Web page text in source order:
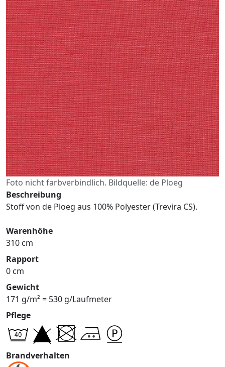
Foto nicht farbverbindlich. Bildquelle: de Ploeg
Beschreibung
Stoff von de Ploeg aus 100% Polyester (Trevira CS).
Warenhöhe
310 cm
Rapport
0 cm
Gewicht
171 g/m² = 530 g/Laufmeter
Pflege
Brandverhalten